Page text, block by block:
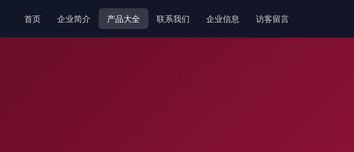
首页 企业简介 产品大全 联系我们 企业信息 访客留言